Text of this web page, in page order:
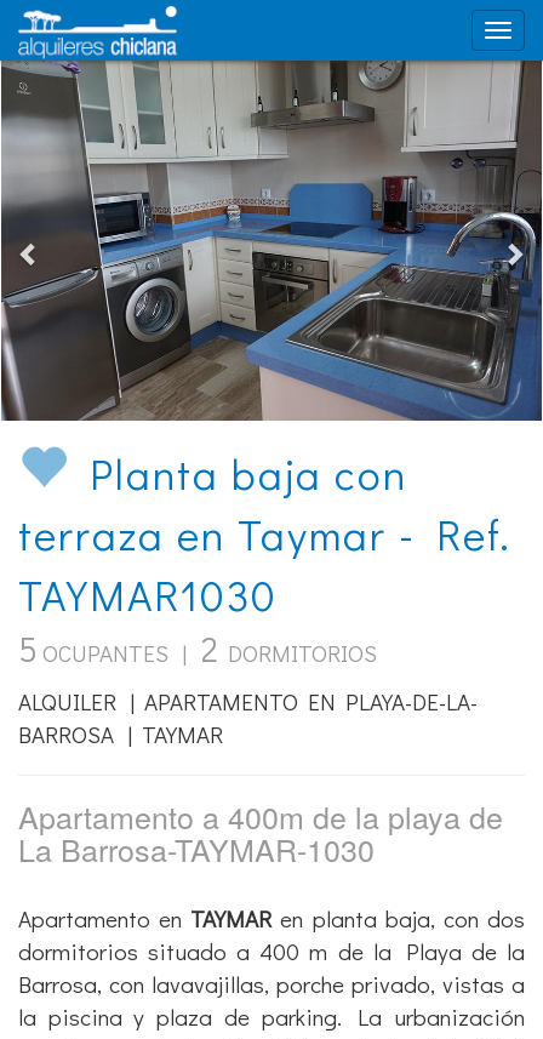
Planta baja con
terraza en Taymar - Ref.
TAYMAR1030
5 OCUPANTES | 2 DORMITORIOS
ALQUILER | APARTAMENTO EN PLAYA-DE-LA-
BARROSA | TAYMAR
Apartamento a 400m de la playa de
La Barrosa-TAYMAR-1030
Apartamento en TAYMAR en planta baja, con dos
dormitorios situado a 400 m de la Playa de la
Barrosa, con lavavajillas, porche privado, vistas a
la piscina y plaza de parking. La urbanización